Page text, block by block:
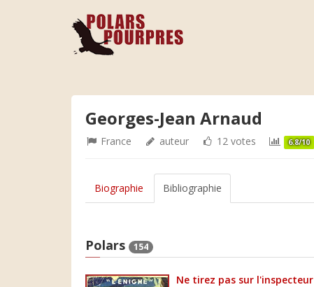
Georges-Jean Arnaud
France auteur 12 votes 6.8/10
Biographie Bibliographie
Polars 154
Ne tirez pas sur l'inspecteur